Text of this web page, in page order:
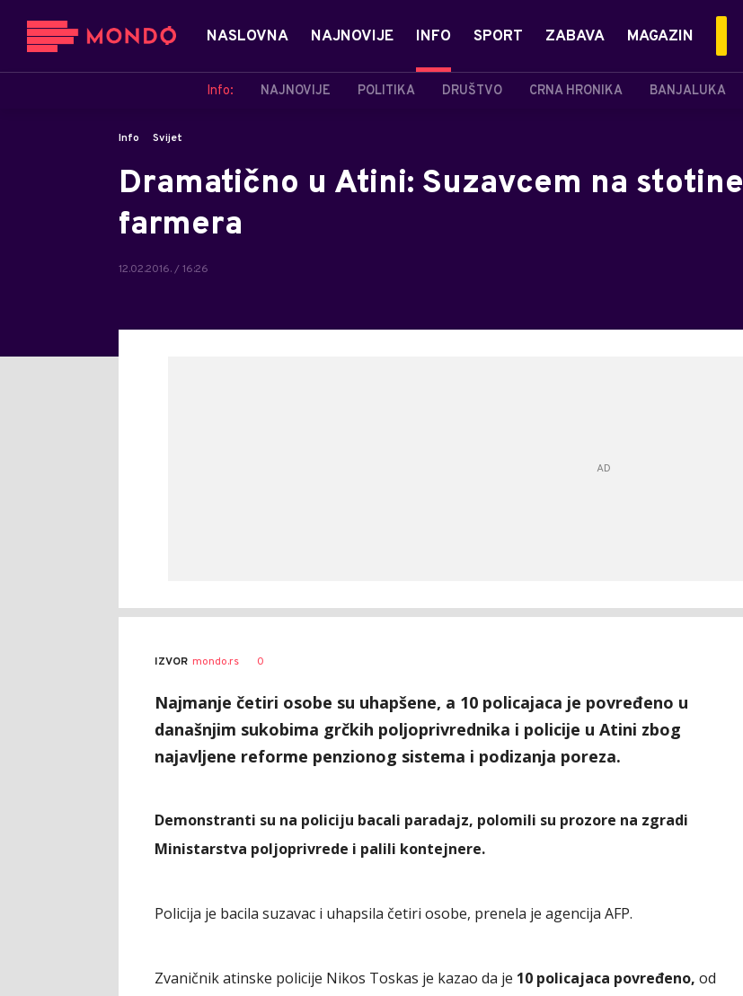
NASLOVNA NAJNOVIJE INFO
Info: NAJNOVIJE POLITIKA DRUŠTVO CRNA HRONIKA BANJALUKA
SPORT ZABAVA MAGAZIN
Info Svijet
Dramatično u Atini: Suzavcem na stotine
farmera
12.02.2016. / 16:26
IZVOR mondo.rs 0
Najmanje četiri osobe su uhapšene, a 10 policajaca je povređeno u
današnjim sukobima grčkih poljoprivrednika i policije u Atini zbog
najavljene reforme penzionog sistema i podizanja poreza.
Demonstranti su na policiju bacali paradajz, polomili su prozore na zgradi
Ministarstva poljoprivrede i palili kontejnere.
Policija je bacila suzavac i uhapsila četiri osobe, prenela je agencija AFP.
Zvaničnik atinske policije Nikos Toskas je kazao da je 10 policajaca povređeno, od